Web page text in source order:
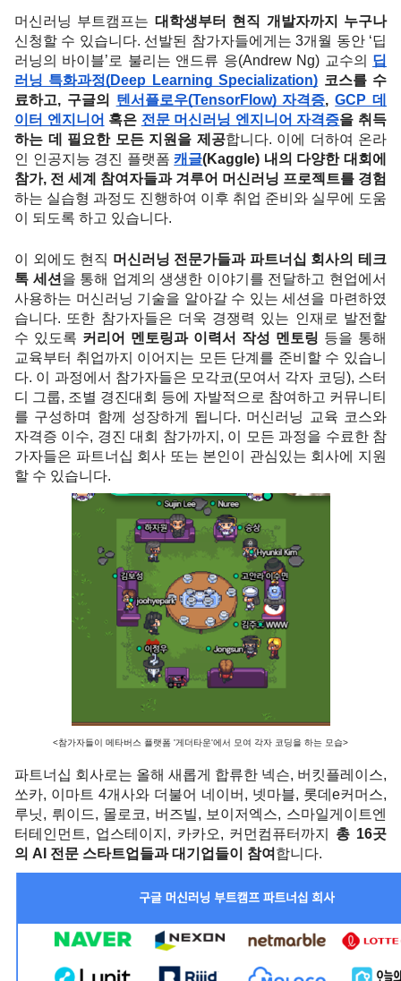
머신러닝 부트캠프는 대학생부터 현직 개발자까지 누구나
신청할 수 있습니다. 선발된 참가자들에게는 3개월 동안 ‘딥
러닝의 바이블’로 불리는 앤드류 응(Andrew Ng) 교수의 딥
러닝 특화과정(Deep Learning Specialization) 코스를 수
료하고, 구글의 텐서플로우(TensorFlow) 자격증, GCP 데
이터 엔지니어 혹은 전문 머신러닝 엔지니어 자격증을 취득
하는 데 필요한 모든 지원을 제공합니다. 이에 더하여 온라
인 인공지능 경진 플랫폼 캐글(Kaggle) 내의 다양한 대회에
참가, 전 세계 참여자들과 겨루어 머신러닝 프로젝트를 경험
하는 실습형 과정도 진행하여 이후 취업 준비와 실무에 도움
이 되도록 하고 있습니다.
이 외에도 현직 머신러닝 전문가들과 파트너십 회사의 테크
톡 세션 을 통해 업계의 생생한 이야기를 전달하고 현업에서
사용하는 머신러닝 기술을 알아갈 수 있는 세션을 마련하였
습니다. 또한 참가자들은 더욱 경쟁력 있는 인재로 발전할
수 있도록 커리어 멘토링과 이력서 작성 멘토링 등을 통해
교육부터 취업까지 이어지는 모든 단계를 준비할 수 있습니
다. 이 과정에서 참가자들은 모각코(모여서 각자 코딩), 스터
디 그룹, 조별 경진대회 등에 자발적으로 참여하고 커뮤니티
를 구성하며 함께 성장하게 됩니다. 머신러닝 교육 코스와
자격증 이수, 경진 대회 참가까지, 이 모든 과정을 수료한 참
가자들은 파트너십 회사 또는 본인이 관심있는 회사에 지원
할 수 있습니다.
<참가자들이 메타버스 플랫폼 '게더타운'에서 모여 각자 코딩을 하는 모습>
파트너십 회사로는 올해 새롭게 합류한 넥슨, 버킷플레이스,
쏘카, 이마트 4개사와 더불어 네이버, 넷마블, 롯데e커머스,
루닛, 뤼이드, 몰로코, 버즈빌, 보이저엑스, 스마일게이트엔
터테인먼트, 업스테이지, 카카오, 커먼컴퓨터까지 총 16곳
의 AI 전문 스타트업들과 대기업들이 참여 합니다.